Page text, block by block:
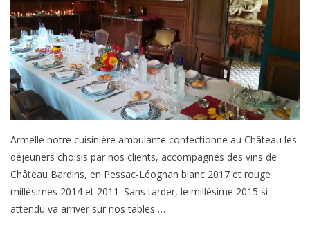
Armelle notre cuisinière ambulante confectionne au Château les
déjeuners choisis par nos clients, accompagnés des vins de
Château Bardins, en Pessac-Léognan blanc 2017 et rouge
millésimes 2014 et 2011. Sans tarder, le millésime 2015 si
attendu va arriver sur nos tables …